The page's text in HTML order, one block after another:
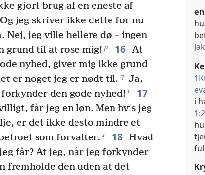
gjort brug af en eneste af
Og jeg skriver ikke dette for nu
Nej, jeg ville hellere dø – ingen
grund til at rose mig! p 16 At
nyhed, giver mig ikke grund
er noget jeg er nødt til. q Ja,
den gode nyhed! r 17
får jeg en løn. Men hvis jeg
er det ikke desto mindre et
som forvalter. s 18 Hvad
får? At jeg, når jeg forkynder
fremholde den uden at det
i